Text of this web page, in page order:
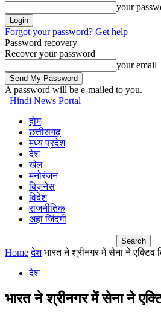
your
Forgot your password? Get help
Password recovery
Recover your password
your email
A password will be e-mailed to you.
Hindi News Portal
होम
छत्तीसगढ़
मध्य प्रदेश
देश
खेल
मनोरंजन
बिज़नेस
विदेश
राजनीतिक
अहा जिंदगी
Home देश भारत ने श्रीनगर में सेना ने
देश
भारत ने श्रीनगर में सेना ने